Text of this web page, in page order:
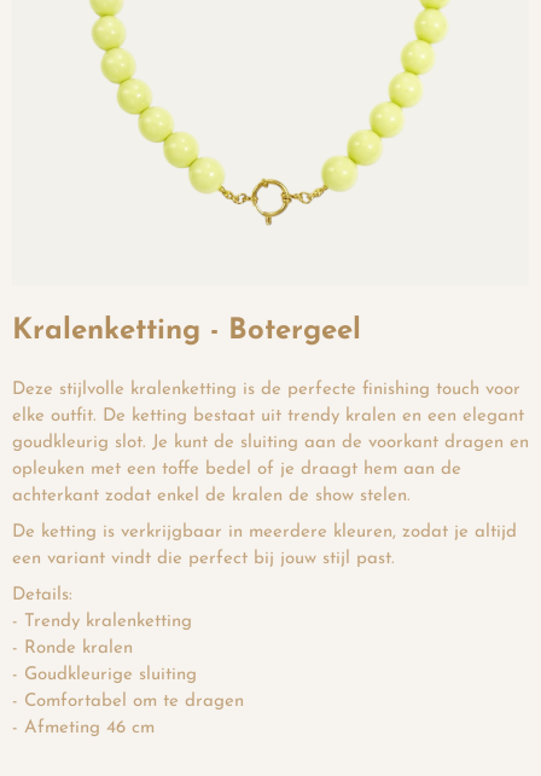
Kralenketting - Botergeel
Deze stijlvolle kralenketting is de perfecte finishing touch voor
elke outfit. De ketting bestaat uit trendy kralen en een elegant
goudkleurig slot. Je kunt de sluiting aan de voorkant dragen en
opleuken met een toffe bedel of je draagt hem aan de
achterkant zodat enkel de kralen de show stelen.
De ketting is verkrijgbaar in meerdere kleuren, zodat je altijd
een variant vindt die perfect bij jouw stijl past.
Details:
- Trendy kralenketting
- Ronde kralen
- Goudkleurige sluiting
- Comfortabel om te dragen
- Afmeting 46 cm